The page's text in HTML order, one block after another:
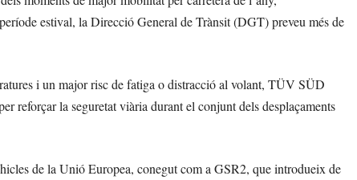
estival, la Direcció General de Trànsit (DGT) preveu més de
i un major risc de fatiga o distracció al volant, TÜV SÜD
reforçar la seguretat viària durant el conjunt dels desplaçaments
de la Unió Europea, conegut com a GSR2, que introdueix de